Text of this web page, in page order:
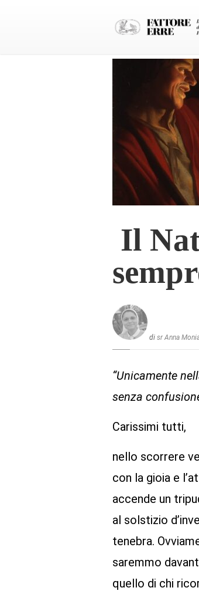
Il
di sr Anna
“Unicamente
senza
Carissimi tutti,
nello scorrere
con la gioia e
accende un
al solstizio
tenebra.
saremmo
quello di chi